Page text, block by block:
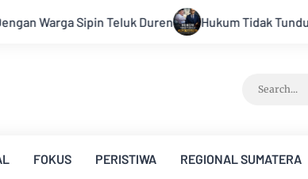
Hukum Tidak Tunduk pada Persepsi: Kritik
FOKUS PERISTIWA REGIONAL SUMATERA